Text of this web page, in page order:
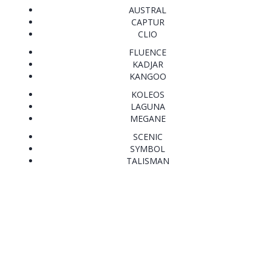
AUSTRAL
CAPTUR
CLIO
FLUENCE
KADJAR
KANGOO
KOLEOS
LAGUNA
MEGANE
SCENIC
SYMBOL
TALISMAN